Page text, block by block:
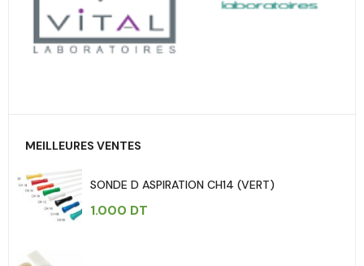
MEILLEURES VENTES
SONDE D ASPIRATION CH14 (VERT)
1.000 DT